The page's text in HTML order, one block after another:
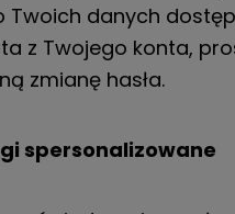
Twoich danych
z Twojego konta,
zmianę hasła.
spersonalizowane